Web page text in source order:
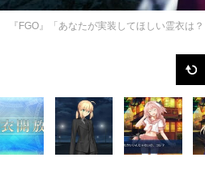
『FGO』「あなたが実装してほしい霊衣